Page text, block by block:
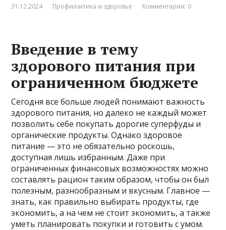
31.12.2024 Профилактика и здоровье Комментарии: 0
Введение в тему
здорового питания при
ограниченном бюджете
Сегодня все больше людей понимают важность
здорового питания, но далеко не каждый может
позволить себе покупать дорогие суперфуды и
органические продукты. Однако здоровое
питание — это не обязательно роскошь,
доступная лишь избранным. Даже при
ограниченных финансовых возможностях можно
составлять рацион таким образом, чтобы он был
полезным, разнообразным и вкусным. Главное —
знать, как правильно выбирать продукты, где
экономить, а на чем не стоит экономить, а также
уметь планировать покупки и готовить с умом.